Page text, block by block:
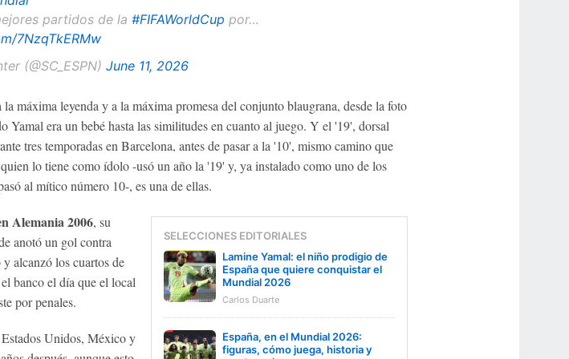
partidos de la #FIFAWorldCup por…
7NzqTkERMw
(@SC_ESPN) June 11, 2026
la máxima leyenda y a la máxima promesa del conjunto blaugrana, desde la foto
Yamal era un bebé hasta las similitudes en cuanto al juego. Y el '19', dorsal
tres temporadas en Barcelona, antes de pasar a la '10', mismo camino que
lo tiene como ídolo -usó un año la '19' y, ya instalado como uno de los
al mítico número 10-, es una de ellas.
SELECCIONES EDITORIALES
Lamine Yamal: el niño prodigio de
España que quiere conquistar el
Mundial 2026
Carlos Duarte
España, en el Mundial 2026:
figuras, cómo juega, historia y
Alemania 2006, su
anotó un gol contra
alcanzó los cuartos de
banco el día que el local
por penales.
Unidos, México y